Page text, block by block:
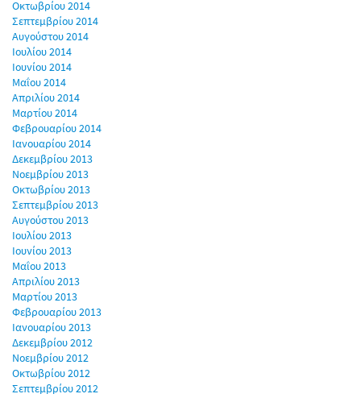
Οκτωβρίου 2014
Σεπτεμβρίου 2014
Αυγούστου 2014
Ιουλίου 2014
Ιουνίου 2014
Μαΐου 2014
Απριλίου 2014
Μαρτίου 2014
Φεβρουαρίου 2014
Ιανουαρίου 2014
Δεκεμβρίου 2013
Νοεμβρίου 2013
Οκτωβρίου 2013
Σεπτεμβρίου 2013
Αυγούστου 2013
Ιουλίου 2013
Ιουνίου 2013
Μαΐου 2013
Απριλίου 2013
Μαρτίου 2013
Φεβρουαρίου 2013
Ιανουαρίου 2013
Δεκεμβρίου 2012
Νοεμβρίου 2012
Οκτωβρίου 2012
Σεπτεμβρίου 2012